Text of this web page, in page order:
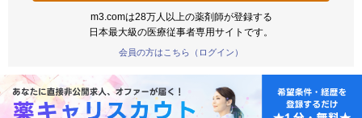
m3.comは28万人以上の薬剤師が登録する
日本最大級の医療従事者専用サイトです。
会員の方はこちら（ログイン）